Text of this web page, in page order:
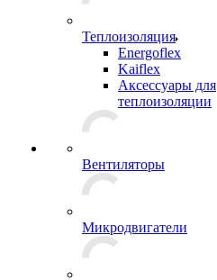
Теплоизоляция
Energoflex
Kaiflex
Аксессуары для
теплоизоляции
Вентиляторы
Микродвигатели